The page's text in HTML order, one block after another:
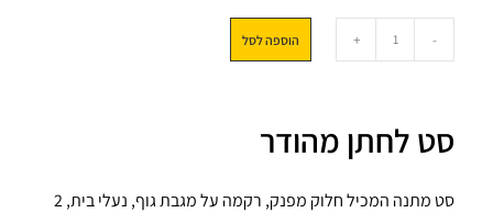
-
+ הוספה לסל
סט לחתן מהודר
סט מתנה המכיל חלוק מפנק, רקמה על מגבת גוף, נעלי בית, 2